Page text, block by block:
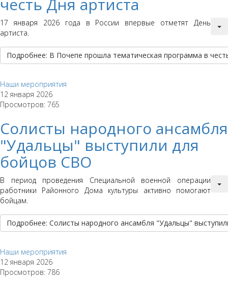
честь Дня артиста
17 января 2026 года в России впервые отметят День
артиста.
Подробнее: В Почепе прошла тематическая программа в
Наши мероприятия
12 января 2026
Просмотров: 765
Солисты народного ансамбля
"Удальцы" выступили для
бойцов СВО
В период проведения Специальной военной операции
работники Районного Дома культуры активно помогают
бойцам.
Подробнее: Солисты народного ансамбля "Удальцы"
Наши мероприятия
12 января 2026
Просмотров: 786